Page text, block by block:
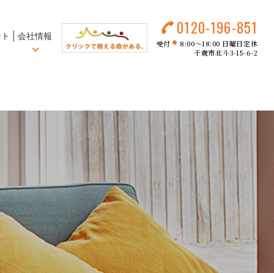
会社情報 0120-196-851
受付● 8:00～18:00 日曜日定休
千歳市北斗3-15-6-2